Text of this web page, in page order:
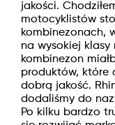
jakości.
motocyklistów
kombinezonach,
na wysokiej
kombinezon
produktów, które
dobrą jakość.
dodaliśmy do
Po kilku bardzo